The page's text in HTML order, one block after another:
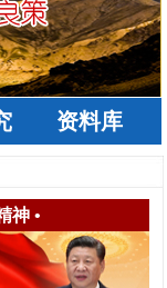
资料库
神•